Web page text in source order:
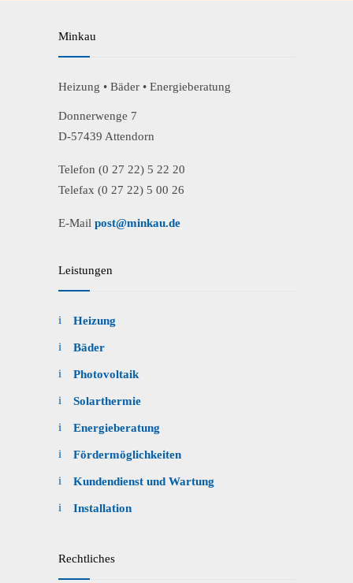
Minkau
Heizung • Bäder • Energieberatung
Donnerwenge 7
D-57439 Attendorn
Telefon (0 27 22) 5 22 20
Telefax (0 27 22) 5 00 26
E-Mail post@minkau.de
Leistungen
Heizung
Bäder
Photovoltaik
Solarthermie
Energieberatung
Fördermöglichkeiten
Kundendienst und Wartung
Installation
Rechtliches